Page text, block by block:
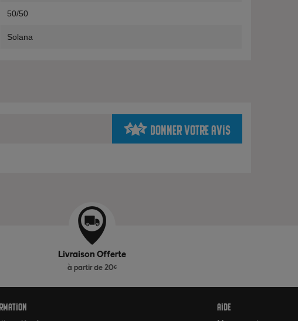
50/50
Solana
Donner votre avis
Livraison Offerte
à partir de 20€
Aide